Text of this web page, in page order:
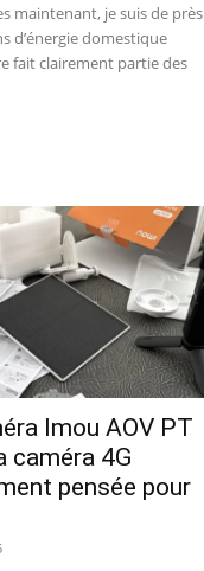
maintenant, je suis de près
d’énergie domestique
fait clairement partie des
Imou AOV PT
caméra 4G
pensée pour